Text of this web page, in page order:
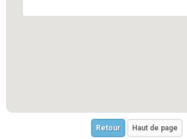
Retour Haut de page